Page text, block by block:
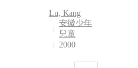
Lu, Kang
安徽少年
兒童
2000